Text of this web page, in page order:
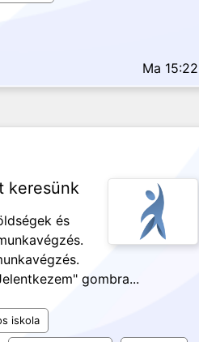
Ma 15:22
keresünk
és
gombra...
iskola